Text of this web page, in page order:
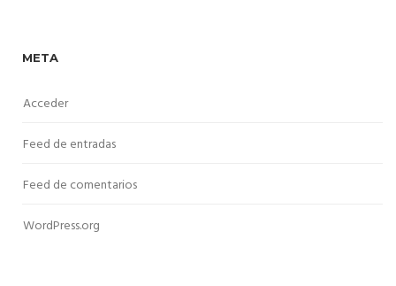
META
Acceder
Feed de entradas
Feed de comentarios
WordPress.org